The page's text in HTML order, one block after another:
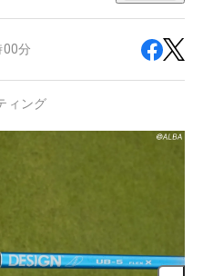
分
ィング